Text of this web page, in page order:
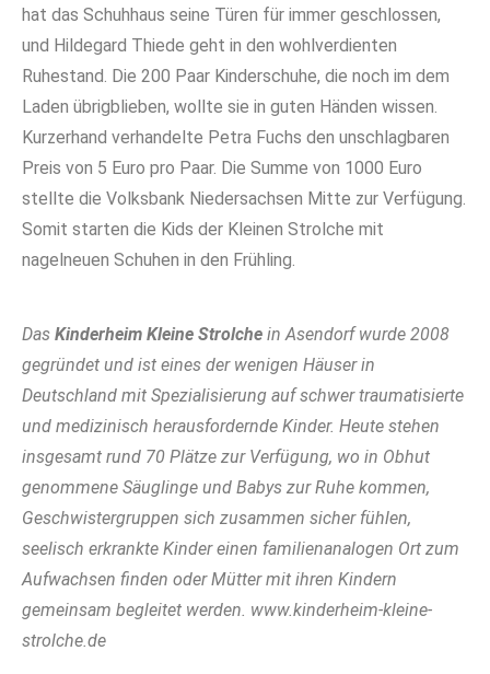
hat das Schuhhaus seine Türen für immer geschlossen,
und Hildegard Thiede geht in den wohlverdienten
Ruhestand. Die 200 Paar Kinderschuhe, die noch im dem
Laden übrigblieben, wollte sie in guten Händen wissen.
Kurzerhand verhandelte Petra Fuchs den unschlagbaren
Preis von 5 Euro pro Paar. Die Summe von 1000 Euro
stellte die Volksbank Niedersachsen Mitte zur Verfügung.
Somit starten die Kids der Kleinen Strolche mit
nagelneuen Schuhen in den Frühling.
Das Kinderheim Kleine Strolche in Asendorf wurde 2008
gegründet und ist eines der wenigen Häuser in
Deutschland mit Spezialisierung auf schwer traumatisierte
und medizinisch herausfordernde Kinder. Heute stehen
insgesamt rund 70 Plätze zur Verfügung, wo in Obhut
genommene Säuglinge und Babys zur Ruhe kommen,
Geschwistergruppen sich zusammen sicher fühlen,
seelisch erkrankte Kinder einen familienanalogen Ort zum
Aufwachsen finden oder Mütter mit ihren Kindern
gemeinsam begleitet werden. www.kinderheim-kleine-
strolche.de